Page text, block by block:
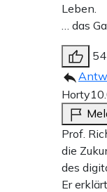
Leben.
… das
54
Horty
Prof.
die
des
Er